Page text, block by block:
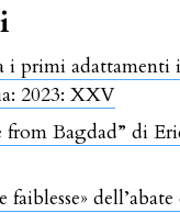
primi adattamenti
2023: XXV
from Bagdad” di